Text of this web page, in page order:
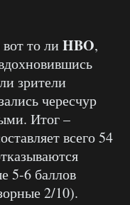
то ли HBO,
зрители
чересчур
Итог –
всего 54
5-6 баллов
2/10).